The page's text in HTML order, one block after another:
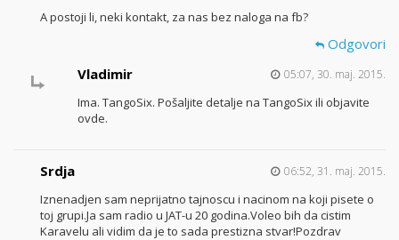
A postoji li, neki kontakt, za nas bez naloga na fb?
Odgovori
Vladimir
05:07, 30. maj. 2015.
Ima. TangoSix. Pošaljite detalje na TangoSix ili objavite
ovde.
Srdja 06:52, 31. maj. 2015.
Iznenadjen sam neprijatno tajnoscu i nacinom na koji pisete o
toj grupi.Ja sam radio u JAT-u 20 godina.Voleo bih da cistim
Karavelu ali vidim da je to sada prestizna stvar!Pozdrav